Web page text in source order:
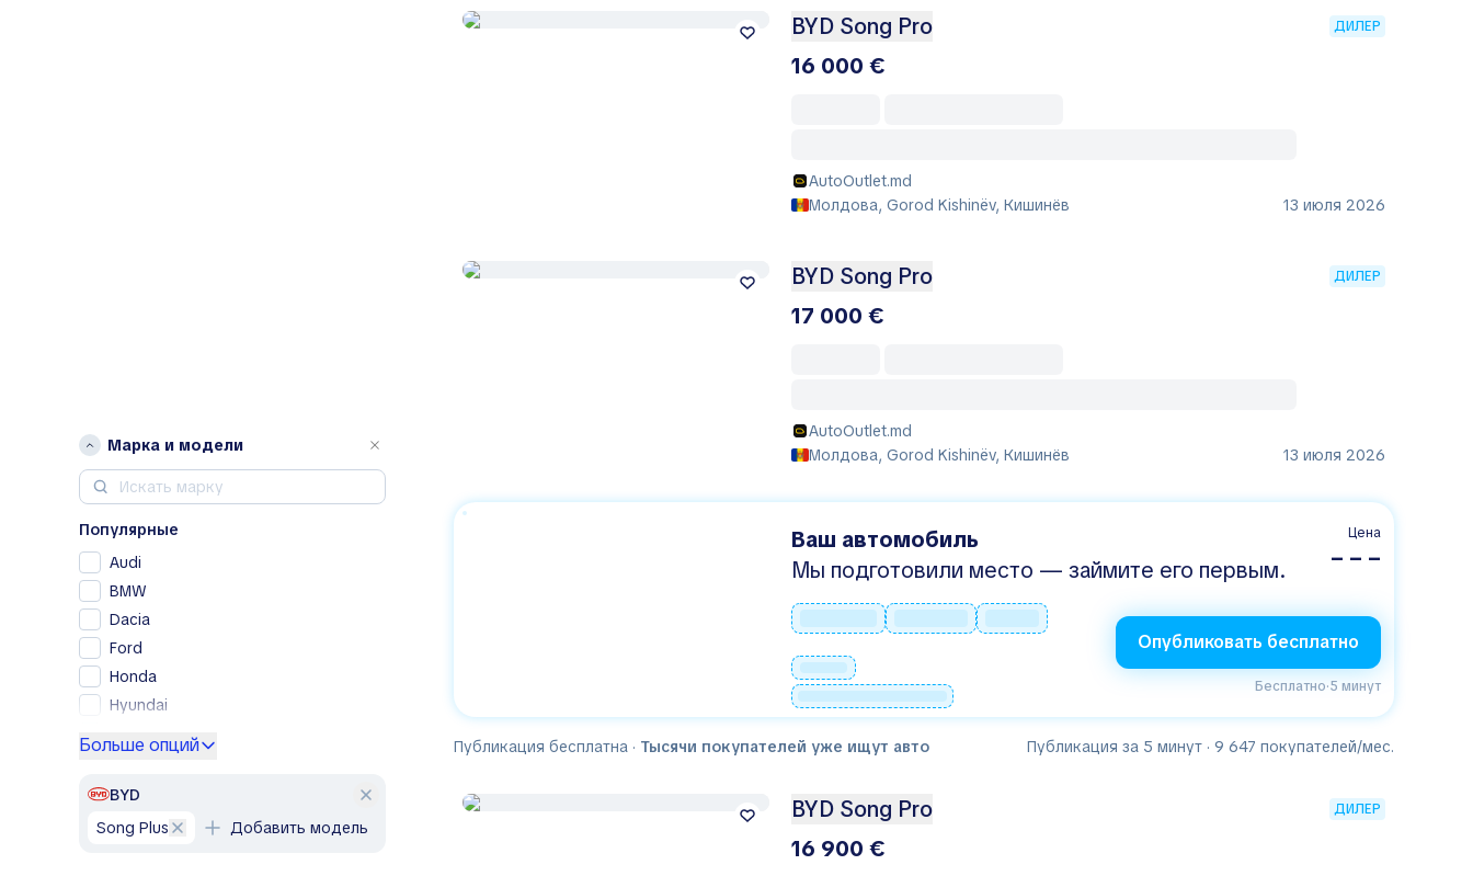
Марка и модели
Популярные
Audi
BMW
Dacia
Ford
Honda
Hyundai
Mercedes-Benz
Nissan
Больше опций
BYD
Song Plus
Добавить модель
BYD Song Pro ДИЛЕР
16 000 €
AutoOutlet.md
Молдова, Gorod Kishinëv, Кишинёв
13 июля 2026
BYD Song Pro ДИЛЕР
17 000 €
AutoOutlet.md
Молдова, Gorod Kishinëv, Кишинёв
13 июля 2026
Ваш автомобиль
Мы подготовили место — займите его первым.
Цена
– – –
Опубликовать бесплатно
Бесплатно·5 минут
Публикация бесплатна · Тысячи покупателей уже ищут авто Публикация за 5 минут · 9 647 покупателей/мес.
BYD Song Pro ДИЛЕР
16 900 €